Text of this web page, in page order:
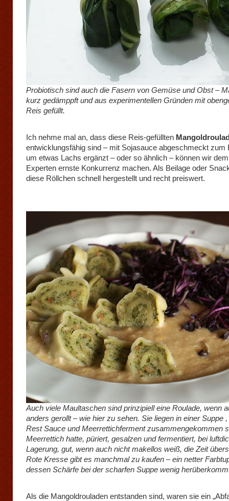
Probiotisch sind auch die Fasern von Gemüse und Obst –
kurz gedämppft und aus experimentellen Gründen mit
Reis gefüllt.
Ich nehme mal an, dass diese Reis-gefüllten
entwicklungsfähig sind – mit Sojasauce abgeschmeckt zum
um etwas Lachs ergänzt – oder so ähnlich – können wir
Experten ernste Konkurrenz machen. Als Beilage oder
diese Röllchen schnell hergestellt und recht preiswert.
Auch viele Maultaschen sind prinzipiell eine Roulade, wenn
anders gerollt – wie hier zu sehen. Sie liegen in einer Suppe
Rest Sauce und Meerrettichferment zusammengekommen
Meerrettich hatte, püriert, gesalzen und fermentiert, bei
Lagerung, gut, wenn auch nicht makellos weiß, die Zeit
Rote Kresse gibt es manchmal zu kaufen – ein netter
dessen Schärfe bei der scharfen Suppe wenig
Als die Mangoldrouladen entstanden sind, waren sie ein